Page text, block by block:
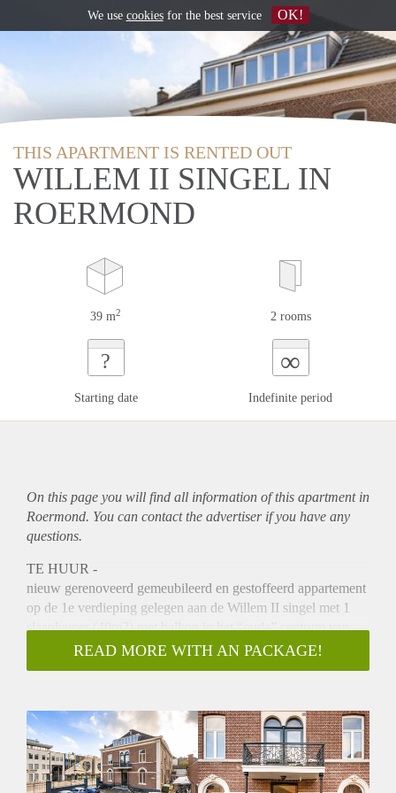
THIS APARTMENT IS RENTED OUT
WILLEM II SINGEL IN
ROERMOND
39 m2 2 rooms
?
Starting date
∞
Indefinite period
On this page you will find all information of this apartmentin
Roermond. You can contact the advertiser if you have any
questions.
TE HUUR -
nieuw gerenoveerd gemeubileerd en gestoffeerd appartement
op de 1e verdieping gelegen aan de Willem II singel met 1
slaapkamer (40m2) met balkon in het “oude” centrum van
Roermond.
Beschrijving:
Dit appartement voldoet aan al je wensen : instapklaar, zeer
smaakvol ingericht en ligt in het complex “ Willem II Singel
4-6” waarin een achttiental appartementen zijn gerealiseerd.
Alle voorzieningen liggen binnen handbereik; het centraal
READ MORE WITH AN PACKAGE!
We use cookiesfor the best service OK!